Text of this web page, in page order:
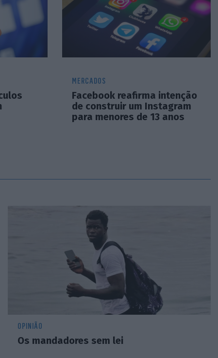
MERCADOS
Facebook reafirma intenção
de construir um Instagram
para menores de 13 anos
OPINIÃO
Os mandadores sem lei